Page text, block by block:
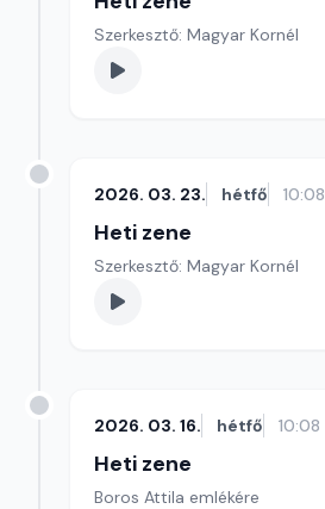
Szerkesztő: Magyar Kornél
2026. 03. 23. hétfő 10:08
Heti zene
Szerkesztő: Magyar Kornél
2026. 03. 16. hétfő 10:08
Heti zene
Boros Attila emlékére